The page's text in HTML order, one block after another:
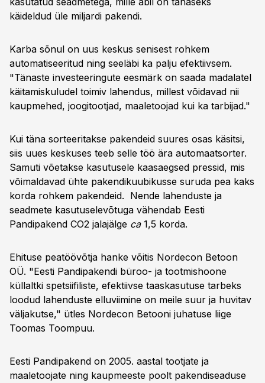
käideldud üle miljardi pakendi.
Karba sõnul on uus keskus senisest rohkem
automatiseeritud ning seeläbi ka palju efektiivsem.
"Tänaste investeeringute eesmärk on saada madalatel
käitamiskuludel toimiv lahendus, millest võidavad nii
kaupmehed, joogitootjad, maaletoojad kui ka tarbijad."
Kui täna sorteeritakse pakendeid suures osas käsitsi,
siis uues keskuses teeb selle töö ära automaatsorter.
Samuti võetakse kasutusele kaasaegsed pressid, mis
võimaldavad ühte pakendikuubikusse suruda pea kaks
korda rohkem pakendeid. Nende lahenduste ja
seadmete kasutuselevõtuga vähendab Eesti
Pandipakend CO2 jalajälge ca1,5 korda.
Ehituse peatöövõtja hanke võitis Nordecon Betoon
OÜ. "Eesti Pandipakendi büroo- ja tootmishoone
küllaltki spetsiifiliste, efektiivse taaskasutuse tarbeks
loodud lahenduste elluviimine on meile suur ja huvitav
väljakutse," ütles Nordecon Betooni juhatuse liige
Toomas Toompuu.
Eesti Pandipakend on 2005. aastal tootjate ja
maaletoojate ning kaupmeeste poolt pakendiseaduse